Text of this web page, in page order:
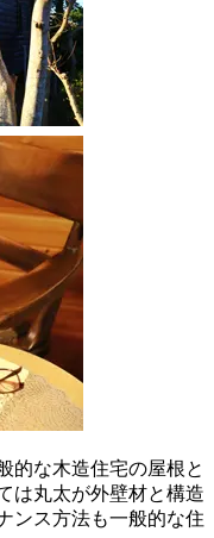
的な木造住宅の屋根と
は丸太が外壁材と構造
ンス方法も一般的な住